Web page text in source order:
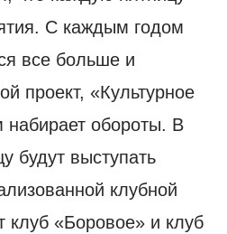
С каждым годом
все больше и
проект, «Культурное
набирает обороты. В
будут выступать
клубной
клуб «Боровое» и клуб